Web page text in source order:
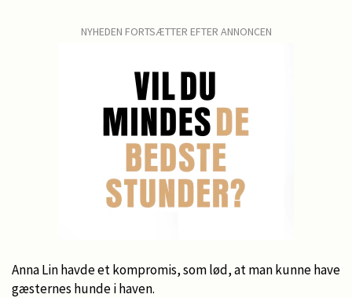
NYHEDEN FORTSÆTTER EFTER ANNONCEN
Anna Lin havde et kompromis, som lød, at man kunne have
gæsternes hunde i haven.